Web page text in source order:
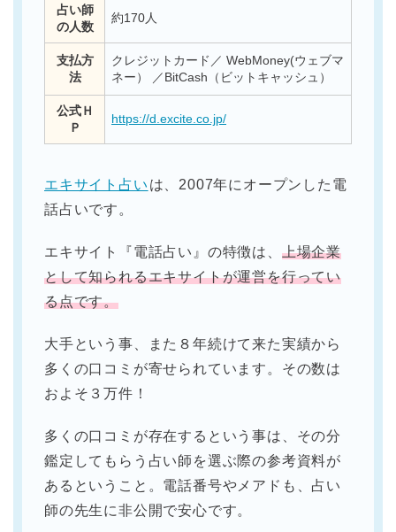
占い師
の人数
約170人
支払方
法
クレジットカード／ WebMoney(ウェブマ
ネー） ／BitCash（ビットキャッシュ）
公式Ｈ
Ｐ
https://d.excite.co.jp/
エキサイト占い は、2007年にオープンした電
話占いです。
エキサイト『電話占い』の特徴は、 上場企業
として知られるエキサイトが運営を行ってい
る点です。
大手という事、また８年続けて来た実績から
多くの口コミが寄せられています。その数は
およそ３万件！
多くの口コミが存在するという事は、その分
鑑定してもらう占い師を選ぶ際の参考資料が
あるということ。電話番号やメアドも、占い
師の先生に非公開で安心です。